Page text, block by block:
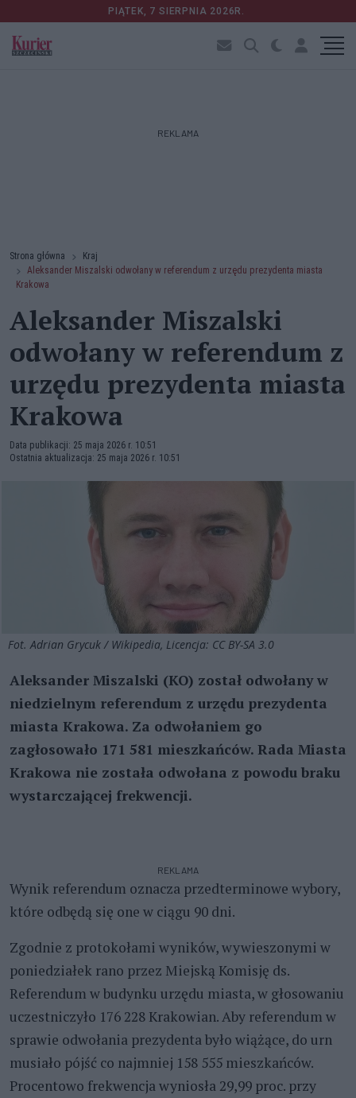
PIĄTEK, 7 SIERPNIA 2026R.
REKLAMA
Strona główna
Kraj
Aleksander Miszalski odwołany w referendum z urzędu prezydenta miasta
Krakowa
Aleksander Miszalski
odwołany w referendum z
urzędu prezydenta miasta
Krakowa
Data publikacji: 25 maja 2026 r. 10:51
Ostatnia aktualizacja: 25 maja 2026 r. 10:51
Fot. Adrian Grycuk / Wikipedia, Licencja: CC BY-SA 3.0
Aleksander Miszalski (KO) został odwołany w
niedzielnym referendum z urzędu prezydenta
miasta Krakowa. Za odwołaniem go
zagłosowało 171 581 mieszkańców. Rada Miasta
Krakowa nie została odwołana z powodu braku
wystarczającej frekwencji.
REKLAMA
Wynik referendum oznacza przedterminowe wybory,
które odbędą się one w ciągu 90 dni.
Zgodnie z protokołami wyników, wywieszonymi w
poniedziałek rano przez Miejską Komisję ds.
Referendum w budynku urzędu miasta, w głosowaniu
uczestniczyło 176 228 Krakowian. Aby referendum w
sprawie odwołania prezydenta było wiążące, do urn
musiało pójść co najmniej 158 555 mieszkańców.
Procentowo frekwencja wyniosła 29,99 proc. przy